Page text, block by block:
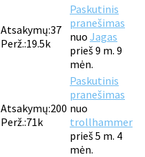
Atsakymų:37
Perž.:19.5k
Paskutinis
pranešimas
nuo Jagas
prieš 9 m. 9
mėn.
Atsakymų:200
Perž.:71k
Paskutinis
pranešimas
nuo
trollhammer
prieš 5 m. 4
mėn.